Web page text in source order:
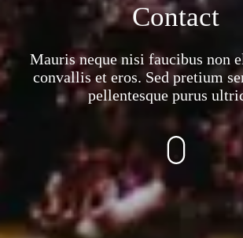
Contact
Mauris neque nisi faucibus non
convallis et eros. Sed pretium
pellentesque purus